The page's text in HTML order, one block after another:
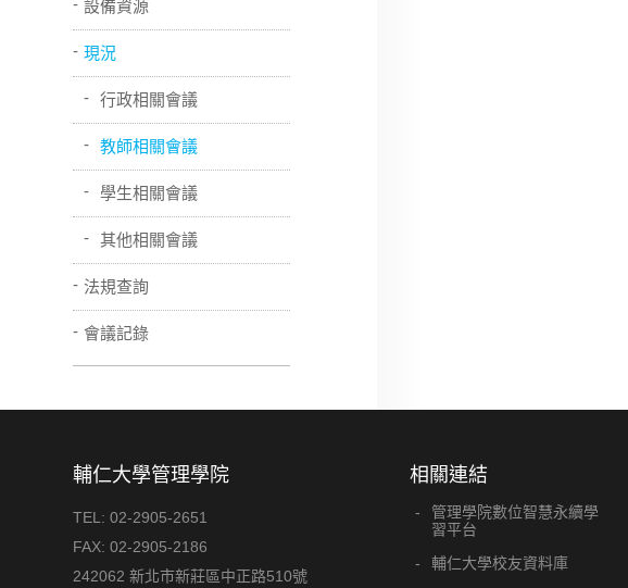
設備資源
現況
行政相關會議
教師相關會議
學生相關會議
其他相關會議
法規查詢
會議記錄
輔仁大學管理學院
TEL:02-2905-2651
FAX:02-2905-2186
242062 新北市新莊區中正路510號
相關連結
管理學院數位智慧永續學
習平台
輔仁大學校友資料庫